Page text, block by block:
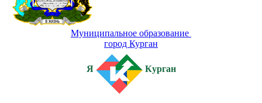
Муниципальное образование
город Курган
Я Курган